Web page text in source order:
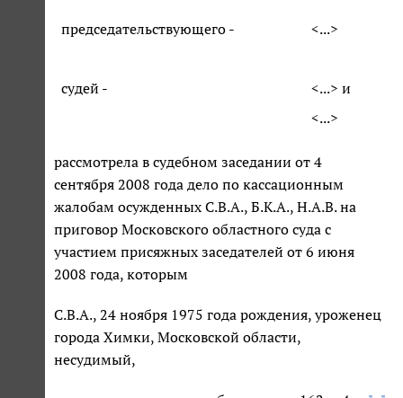
председательствующего - <...>
судей -
<...> и
<...>
рассмотрела в судебном заседании от 4
сентября 2008 года дело по кассационным
жалобам осужденных С.В.А., Б.К.А., Н.А.В. на
приговор Московского областного суда с
участием присяжных заседателей от 6 июня
2008 года, которым
С.В.А., 24 ноября 1975 года рождения, уроженец
города Химки, Московской области,
несудимый,